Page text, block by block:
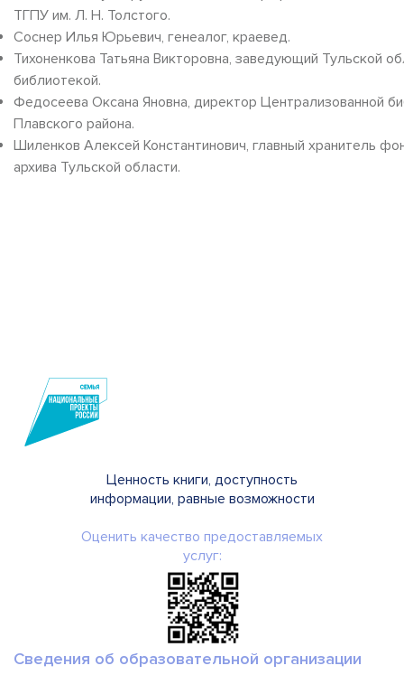
ТГПУ им. Л. Н. Толстого.
Соснер Илья Юрьевич, генеалог, краевед.
Тихоненкова Татьяна Викторовна, заведующий Тульской
библиотекой.
Федосеева Оксана Яновна, директор Централизованной
Плавского района.
Шиленков Алексей Константинович, главный хранитель
архива Тульской области.
Ценность книги, доступность
информации, равные возможности
Оценить качество предоставляемых
услуг:
Сведения об образовательной организации